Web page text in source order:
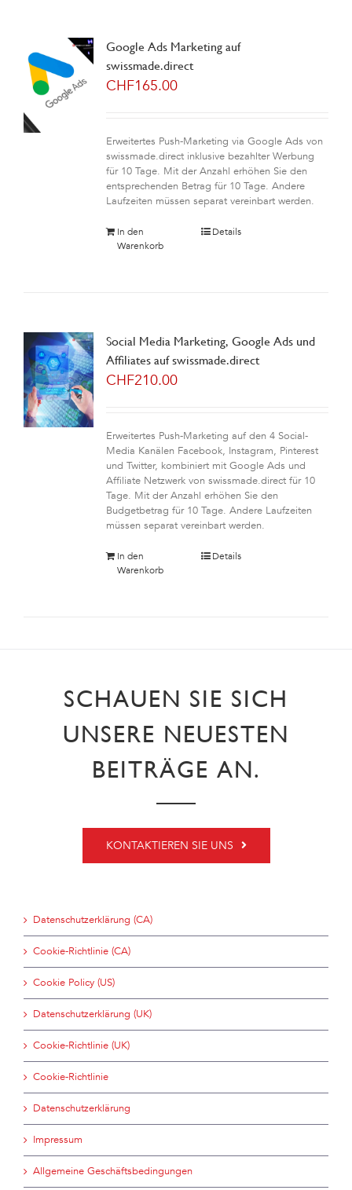
Google Ads Marketing auf
swissmade.direct
CHF165.00
Erweitertes Push-Marketing via Google Ads von
swissmade.direct inklusive bezahlter Werbung
für 10 Tage. Mit der Anzahl erhöhen Sie den
entsprechenden Betrag für 10 Tage. Andere
Laufzeiten müssen separat vereinbart werden.
In den
Warenkorb
Details
Social Media Marketing, Google Ads und
Affiliates auf swissmade.direct
CHF210.00
Erweitertes Push-Marketing auf den 4 Social-
Media Kanälen Facebook, Instagram, Pinterest
und Twitter, kombiniert mit Google Ads und
Affiliate Netzwerk von swissmade.direct für 10
Tage. Mit der Anzahl erhöhen Sie den
Budgetbetrag für 10 Tage. Andere Laufzeiten
müssen separat vereinbart werden.
In den
Warenkorb
Details
SCHAUEN SIE SICH
UNSERE NEUESTEN
BEITRÄGE AN.
KONTAKTIEREN SIE UNS
Datenschutzerklärung (CA)
Cookie-Richtlinie (CA)
Cookie Policy (US)
Datenschutzerklärung (UK)
Cookie-Richtlinie (UK)
Cookie-Richtlinie
Datenschutzerklärung
Impressum
Allgemeine Geschäftsbedingungen